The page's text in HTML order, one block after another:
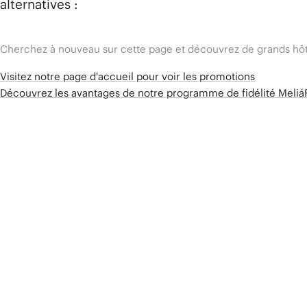
alternatives :
Cherchez à nouveau sur cette page et découvrez de grands
Visitez notre page d'accueil pour voir les promotions
Découvrez les avantages de notre programme de fidélité